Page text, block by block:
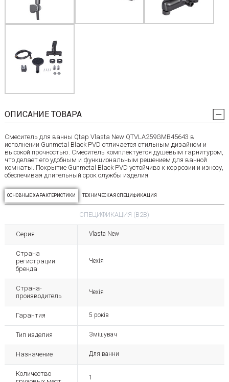
ОПИСАНИЕ ТОВАРА
Смеситель для ванны Qtap Vlasta New QTVLA259GMB45643 в
исполнении Gunmetal Black PVD отличается стильным дизайном и
высокой прочностью. Смеситель комплектуется душевым гарнитуром,
что делает его удобным и функциональным решением для ванной
комнаты. Покрытие Gunmetal Black PVD устойчиво к коррозии и износу,
обеспечивая длительный срок службы изделия.
ОСНОВНЫЕ ХАРАКТЕРИСТИКИ ТЕХНИЧЕСКАЯ СПЕЦИФИКАЦИЯ
СПЕЦИФИКАЦИЯ (B2B)
Серия Vlasta New
Страна
регистрации
бренда
Чехія
Страна-
производитель
Чехія
Гарантия 5 років
Тип изделия Змішувач
Назначение Для ванни
Количество
1